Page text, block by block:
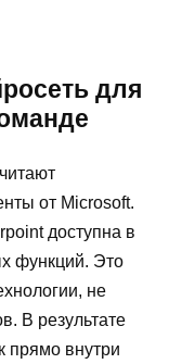
для
от Microsoft.
доступна в
функций. Это
не
В результате
внутри